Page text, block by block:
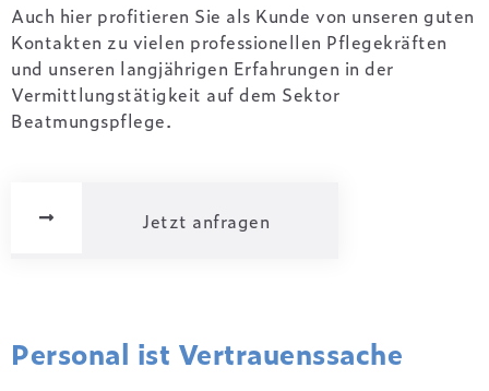
Auch hier profitieren Sie als Kunde von unseren guten
Kontakten zu vielen professionellen Pflegekräften
und unseren langjährigen Erfahrungen in der
Vermittlungstätigkeit auf dem Sektor
Beatmungspflege.
Jetzt anfragen
Personal ist Vertrauenssache